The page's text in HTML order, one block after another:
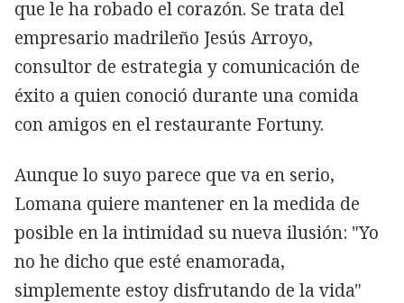
que le ha robado el corazón. Se trata del
empresario madrileño Jesús Arroyo,
consultor de estrategia y comunicación de
éxito a quien conoció durante una comida
con amigos en el restaurante Fortuny.
Aunque lo suyo parece que va en serio,
Lomana quiere mantener en la medida de
posible en la intimidad su nueva ilusión: "Yo
no he dicho que esté enamorada,
simplemente estoy disfrutando de la vida"